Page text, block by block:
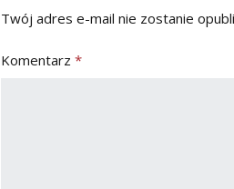
Twój adres e-mail nie zostanie
Komentarz *